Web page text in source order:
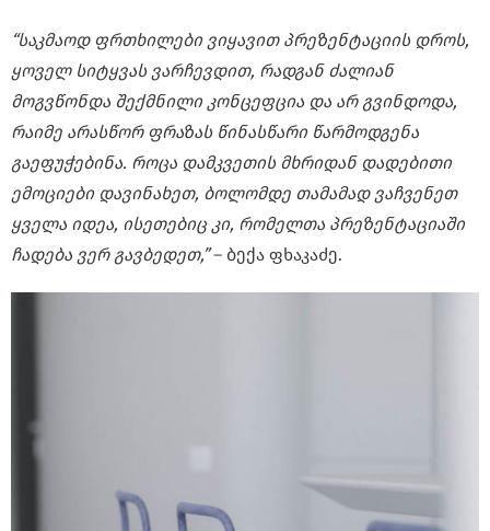
“საკმაოდ ფრთხილები ვიყავით პრეზენტაციის დროს,
ყოველ სიტყვას ვარჩევდით, რადგან ძალიან
მოგვწონდა შექმნილი კონცეფცია და არ გვინდოდა,
რაიმე არასწორ ფრაზას წინასწარი წარმოდგენა
გაეფუჭებინა. როცა დამკვეთის მხრიდან დადებითი
ემოციები დავინახეთ, ბოლომდე თამამად ვაჩვენეთ
ყველა იდეა, ისეთებიც კი, რომელთა პრეზენტაციაში
ჩადება ვერ გავბედეთ,”– ბექა ფხაკაძე.